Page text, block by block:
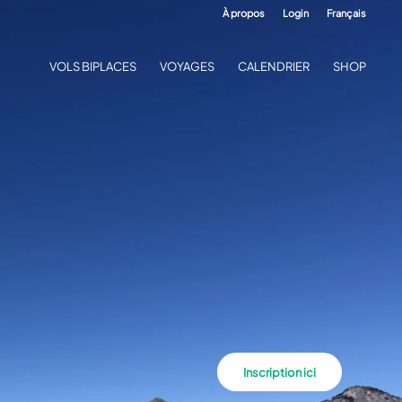
Inscription ici
À propos Login Français
VOLS BIPLACES VOYAGES CALENDRIER SHOP